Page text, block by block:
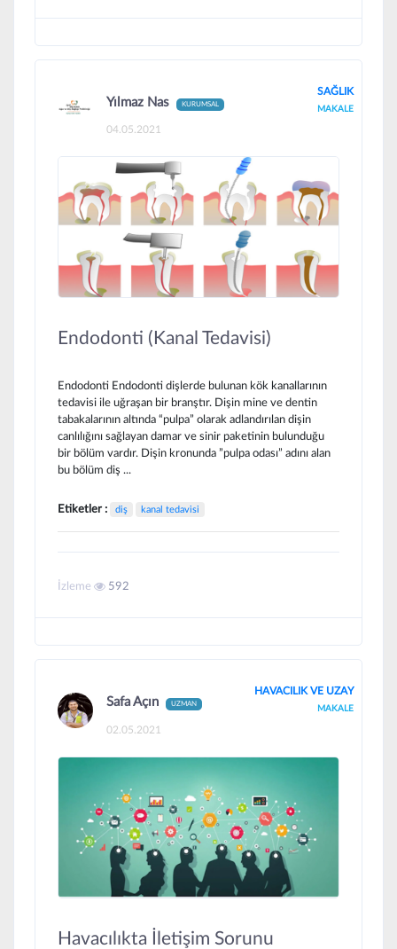
Yılmaz Nas KURUMSAL
04.05.2021
SAĞLIK
MAKALE
Endodonti (Kanal Tedavisi)
Endodonti Endodonti dişlerde bulunan kök kanallarının
tedavisi ile uğraşan bir branştır. Dişin mine ve dentin
tabakalarının altında “pulpa” olarak adlandırılan dişin
canlılığını sağlayan damar ve sinir paketinin bulunduğu
bir bölüm vardır. Dişin kronunda ”pulpa odası” adını alan
bu bölüm diş ...
Etiketler : diş kanal tedavisi
İzleme 592
Safa Açın UZMAN
02.05.2021
HAVACILIK VE UZAY
MAKALE
Havacılıkta İletişim Sorunu